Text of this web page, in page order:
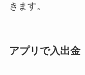
きます。
アプリで入出金